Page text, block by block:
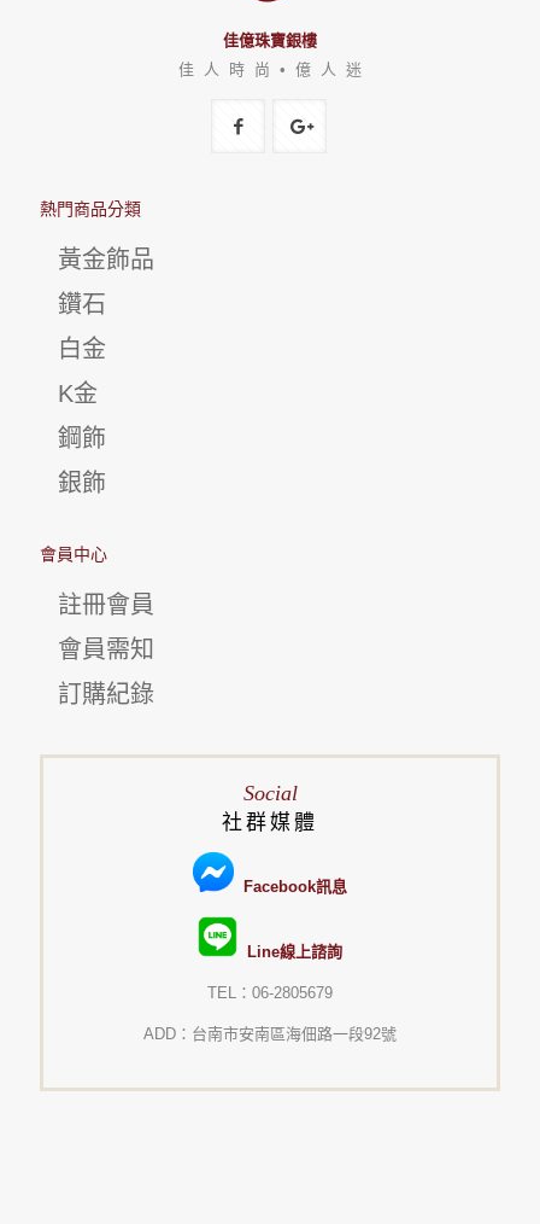
佳億珠寶銀樓
佳 人 時 尚 • 億 人 迷
熱門商品分類
黃金飾品
鑽石
白金
K金
鋼飾
銀飾
會員中心
註冊會員
會員需知
訂購紀錄
Social
社群媒體
Facebook訊息
Line線上諮詢
TEL：06-2805679
ADD：台南市安南區海佃路一段92號